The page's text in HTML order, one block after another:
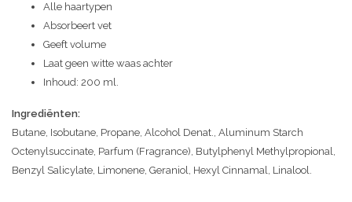
Alle haartypen
Absorbeert vet
Geeft volume
Laat geen witte waas achter
Inhoud: 200 ml.
Ingrediënten:
Butane, Isobutane, Propane, Alcohol Denat., Aluminum Starch
Octenylsuccinate, Parfum (Fragrance), Butylphenyl Methylpropional,
Benzyl Salicylate, Limonene, Geraniol, Hexyl Cinnamal, Linalool.